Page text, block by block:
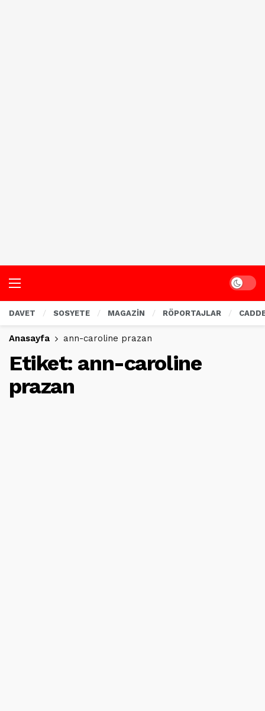
Dark
DAVET SOSYETE MAGAZİN RÖPORTAJLAR
Anasayfa ann-caroline prazan
Etiket: ann-caroline
prazan